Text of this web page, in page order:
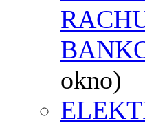
okno)